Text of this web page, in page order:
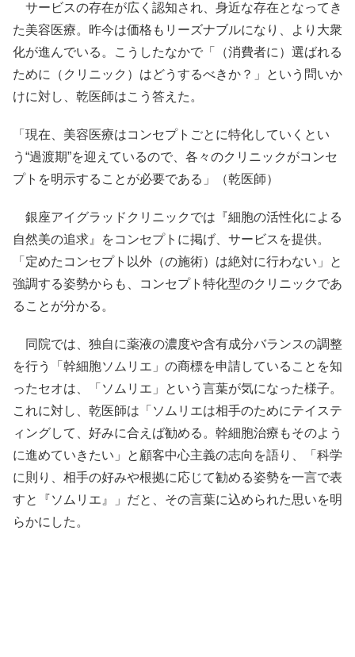
サービスの存在が広く認知され、身近な存在となってき
た美容医療。昨今は価格もリーズナブルになり、より大衆
化が進んでいる。こうしたなかで「（消費者に）選ばれる
ために（クリニック）はどうするべきか？」という問いか
けに対し、乾医師はこう答えた。
「現在、美容医療はコンセプトごとに特化していくとい
う“過渡期”を迎えているので、各々のクリニックがコンセ
プトを明示することが必要である」（乾医師）
銀座アイグラッドクリニックでは『細胞の活性化による
自然美の追求』をコンセプトに掲げ、サービスを提供。
「定めたコンセプト以外（の施術）は絶対に行わない」と
強調する姿勢からも、コンセプト特化型のクリニックであ
ることが分かる。
同院では、独自に薬液の濃度や含有成分バランスの調整
を行う「幹細胞ソムリエ」の商標を申請していることを知
ったセオは、「ソムリエ」という言葉が気になった様子。
これに対し、乾医師は「ソムリエは相手のためにテイステ
ィングして、好みに合えば勧める。幹細胞治療もそのよう
に進めていきたい」と顧客中心主義の志向を語り、「科学
に則り、相手の好みや根拠に応じて勧める姿勢を一言で表
すと『ソムリエ』」だと、その言葉に込められた思いを明
らかにした。